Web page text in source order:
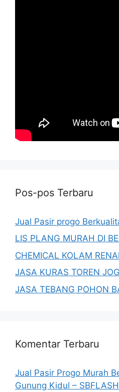
Pos-pos Terbaru
Jual Pasir progo
LIS PLANG MURAH DI
CHEMICAL KOLAM
JASA KURAS TOREN
JASA TEBANG POHON
Komentar Terbaru
Jual Pasir Progo Murah
Gunung Kidul –